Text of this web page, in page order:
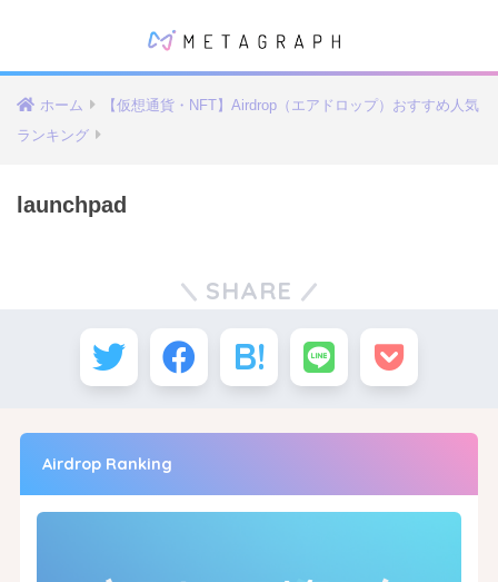
ホーム
【仮想通貨・NFT】Airdrop（エアドロップ）おすすめ人気
ランキング
launchpad
SHARE
Airdrop Ranking